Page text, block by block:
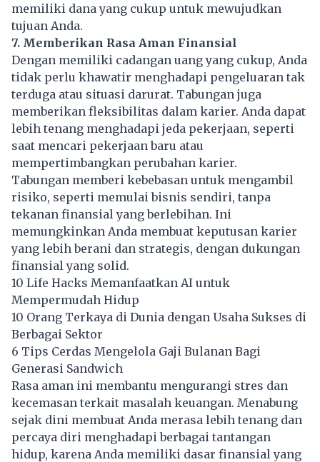
memiliki dana yang cukup untuk mewujudkan
tujuan Anda.
7. Memberikan Rasa Aman Finansial
Dengan memiliki cadangan uang yang cukup, Anda
tidak perlu khawatir menghadapi pengeluaran tak
terduga atau situasi darurat. Tabungan juga
memberikan fleksibilitas dalam karier. Anda dapat
lebih tenang menghadapi jeda pekerjaan, seperti
saat mencari pekerjaan baru atau
mempertimbangkan perubahan karier.
Tabungan memberi kebebasan untuk mengambil
risiko, seperti memulai bisnis sendiri, tanpa
tekanan finansial yang berlebihan. Ini
memungkinkan Anda membuat keputusan karier
yang lebih berani dan strategis, dengan dukungan
finansial yang solid.
10 Life Hacks Memanfaatkan AI untuk
Mempermudah Hidup
10 Orang Terkaya di Dunia dengan Usaha Sukses di
Berbagai Sektor
6 Tips Cerdas Mengelola Gaji Bulanan Bagi
Generasi Sandwich
Rasa aman ini membantu mengurangi stres dan
kecemasan terkait masalah keuangan. Menabung
sejak dini membuat Anda merasa lebih tenang dan
percaya diri menghadapi berbagai tantangan
hidup, karena Anda memiliki dasar finansial yang